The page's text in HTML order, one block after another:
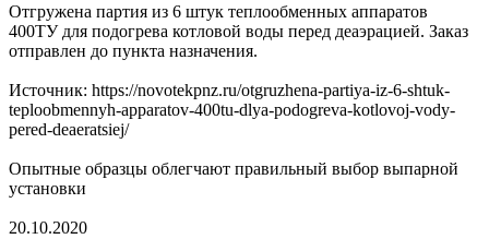
Отгружена партия из 6 штук теплообменных аппаратов
400ТУ для подогрева котловой воды перед деаэрацией. Заказ
отправлен до пункта назначения.
Источник: https://novotekpnz.ru/otgruzhena-partiya-iz-6-shtuk-
teploobmennyh-apparatov-400tu-dlya-podogreva-kotlovoj-vody-
pered-deaeratsiej/
Опытные образцы облегчают правильный выбор выпарной
установки
20.10.2020